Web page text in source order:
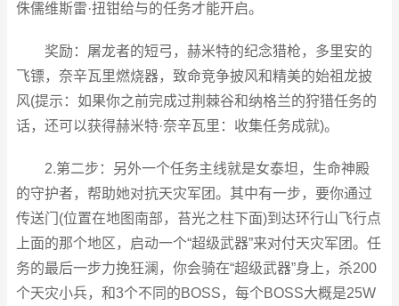
侏儒维斯雷·扭钳给与的任务才能开启。
奖励：屠龙者的短弓，赫米特的纪念猎枪，多里安的
飞镖，奈辛瓦里燃烧器，致命竞争披风和精美的始祖龙披
风(提示：如果你之前完成过荆棘谷和纳格兰的狩猎任务的
话，还可以获得赫米特·奈辛瓦里：收集任务成就)。
2.第二步：另外一个任务主线就是女泰坦，生命神殿
的守护者，帮助她对抗天灾军团。其中有一步，要你通过
传送门(位置在地图南部，苔光之柱下面)到达环行山飞行点
上面的那个地区，启动一个“超级武器”来对付天灾军团。任
务的最后一步力挽狂澜，你会骑在“超级武器”身上，杀200
个天灾小兵，和3个不同的BOSS，每个BOSS大概是25W